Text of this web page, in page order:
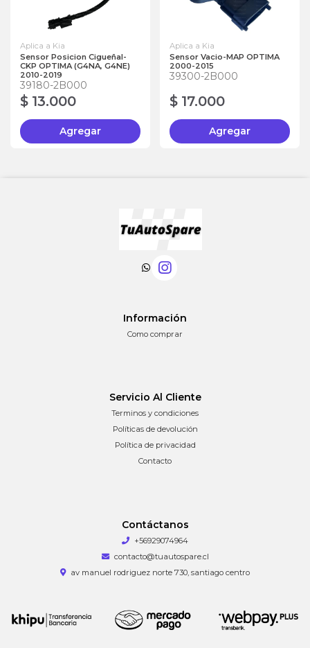
Aplica a Kia
Sensor Posicion Cigueñal-
CKP OPTIMA (G4NA, G4NE)
2010-2019
39180-2B000
$ 13.000
Agregar
Aplica a Kia
Sensor Vacio-MAP OPTIMA
2000-2015
39300-2B000
$ 17.000
Agregar
Información
Como comprar
Servicio Al Cliente
Terminos y condiciones
Políticas de devolución
Política de privacidad
Contacto
Contáctanos
+56929074964
contacto@tuautospare.cl
av manuel rodriguez norte 730, santiago centro